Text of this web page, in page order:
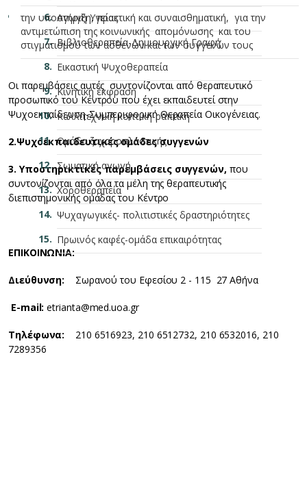
Αγωγή Υγείας
Βιβλιοθεραπεία-Δημιουργική Γραφή
Εικαστική Ψυχοθεραπεία
Κινητική έκφραση
Καλλιτεχνική κοπτική-ραπτική
Ομάδα ζαχαροπλαστικής
Σωματική αγωγή
Χοροθεραπεία
Ψυχαγωγικές- πολιτιστικές δραστηριότητες
Πρωινός καφές-ομάδα επικαιρότητας
την υποστήριξη, πρακτική και συναισθηματική, για την
αντιμετώπιση της κοινωνικής απομόνωσης και του
στιγματισμού των ασθενών και των συγγενών τους
Οι παρεμβάσεις αυτές συντονίζονται από θεραπευτικό
προσωπικό του Κέντρου που έχει εκπαιδευτεί στην
Ψυχοεκπαίδευση-Συμπεριφορική Θεραπεία Οικογένειας.
2.Ψυχοεκπαιδευτικές ομάδες συγγενών
3. Υποστηρικτικές παρεμβάσεις συγγενών, που
συντονίζονται από όλα τα μέλη της θεραπευτικής
διεπιστημονικής ομάδας του Κέντρο
ΕΠΙΚΟΙΝΩΝΙΑ:
Διεύθυνση: Σωρανού του Εφεσίου 2 - 115 27 Αθήνα
E-mail: etrianta@med.uoa.gr
Τηλέφωνα: 210 6516923, 210 6512732, 210 6532016, 210
7289356